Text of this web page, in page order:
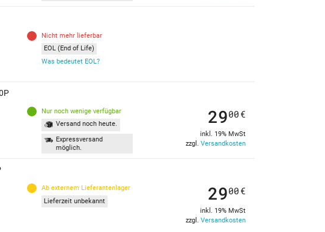
Nicht mehr lieferbar
EOL (End of Life)
Was bedeutet EOL?
Nur noch wenige verfügbar
Versand noch heute.
Expressversand
möglich.
2900 €
inkl. 19% MwSt
zzgl. Versandkosten
Ab externem Lieferantenlager
Lieferzeit unbekannt
2900 €
inkl. 19% MwSt
zzgl. Versandkosten